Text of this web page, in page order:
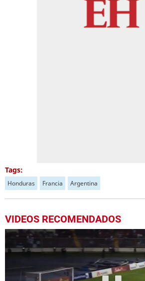
Tags:
Honduras Francia Argentina
VIDEOS RECOMENDADOS